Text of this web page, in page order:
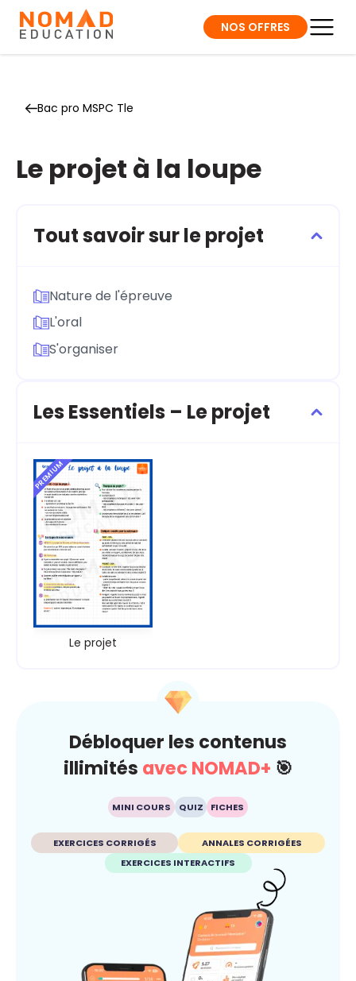
NOS OFFRES
Bac pro MSPC Tle
Le projet à la loupe
Tout savoir sur le projet
Nature de l'épreuve
L'oral
S'organiser
Les Essentiels – Le projet
PREMIUM
Le projet
Débloquer les contenus
illimités avec NOMAD+ 🎯
MINI COURS QUIZ FICHES
EXERCICES CORRIGÉS
ANNALES CORRIGÉES
EXERCICES INTERACTIFS